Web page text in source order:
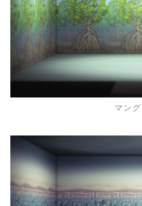
マン